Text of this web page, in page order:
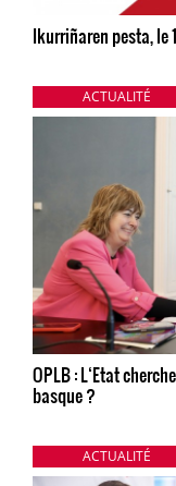
Ikurriñaren pesta, le
ACTUALITÉ
OPLB : L‘Etat
basque ?
ACTUALITÉ